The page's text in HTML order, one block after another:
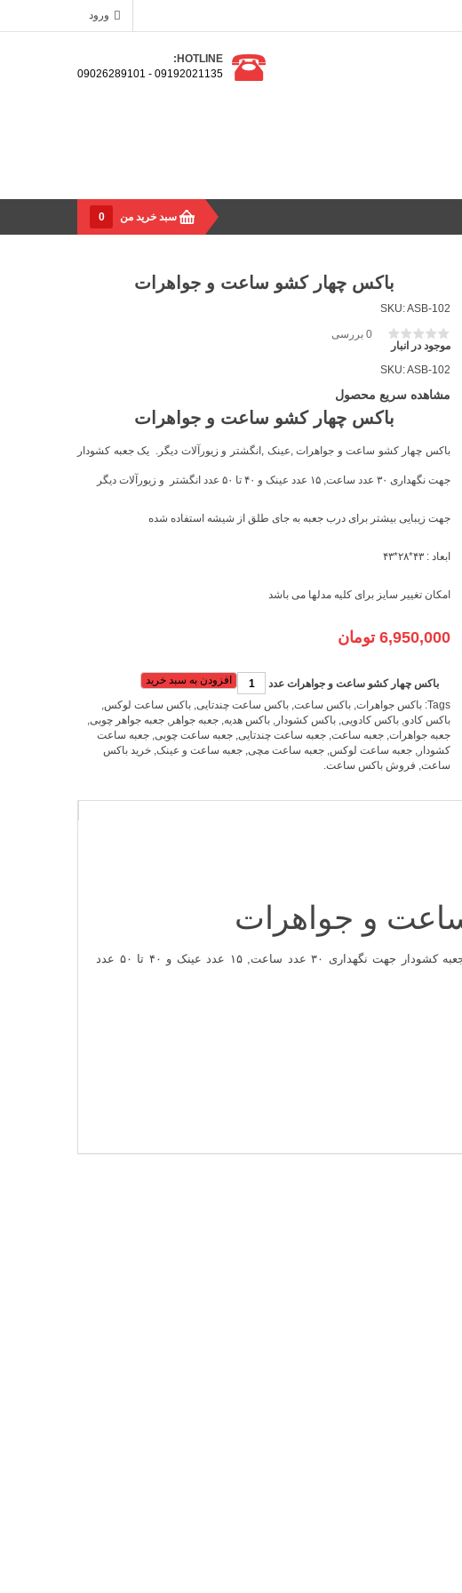
ورود
HOTLINE:
09192021135 - 09026289101
سبد خرید من 0
باکس چهار کشو ساعت و جواهرات
SKU:ASB-102
0 بررسی
موجود در انبار
SKU:ASB-102
مشاهده سریع محصول
باکس چهار کشو ساعت و جواهرات
باکس چهار کشو ساعتو جواهرات ,عینک ,انگشتر و زیورآلات دیگر. یک جعبه کشودار
جهت نگهداری ۳۰ عدد ساعت, ۱۵ عدد عینک و ۴۰ تا ۵۰ عدد انگشتر و زیورآلات دیگر
جهت زیبایی بیشتر برای درب جعبه به جای طلق از شیشه استفاده شده
ابعاد : ۴۳*۲۸*۴۳
امکان تغییر سایز برای کلیه مدلها می باشد
6,950,000 تومان
باکس چهار کشو ساعت و جواهرات عدد
افزودن به سبد خرید
Tags: باکس جواهرات, باکس ساعت, باکس ساعت چندتایی, باکس ساعت لوکس,
باکس کادو, باکس کادویی, باکس کشودار , باکس هدیه, جعبه جواهر , جعبه جواهر چوبی,
جعبه جواهرات, جعبه ساعت, جعبه ساعت چندتایی, جعبه ساعت چوبی, جعبه ساعت
کشودار , جعبه ساعت لوکس, جعبه ساعت مچی, جعبه ساعت و عینک, خرید باکس
ساعت, فروش باکس ساعت.
و جواهرات
نگهداری ۳۰ عدد ساعت, ۱۵ عدد عینک و ۴۰ تا ۵۰ عدد